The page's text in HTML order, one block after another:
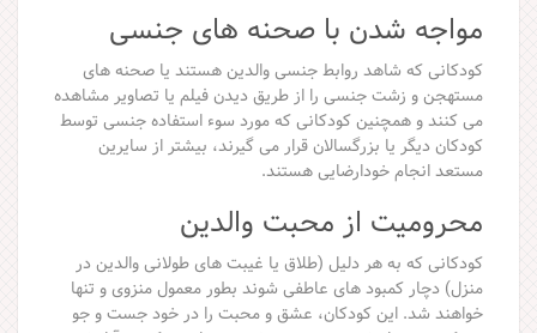
مواجه شدن با صحنه های جنسی
کودکانی که شاهد روابط جنسی والدین هستند یا صحنه های
مستهجن و زشت جنسی را از طریق دیدن فیلم یا تصاویر مشاهده
می کنند و همچنین کودکانی که مورد سوء استفاده جنسی توسط
کودکان دیگر یا بزرگسالان قرار می گیرند، بیشتر از سایرین
مستعد انجام خودارضایی هستند.
محرومیت از محبت والدین
کودکانی که به هر دلیل (طلاق یا غیبت های طولانی والدین در
منزل) دچار کمبود های عاطفی شوند بطور معمول منزوی و تنها
خواهند شد. این کودکان، عشق و محبت را در خود جست و جو